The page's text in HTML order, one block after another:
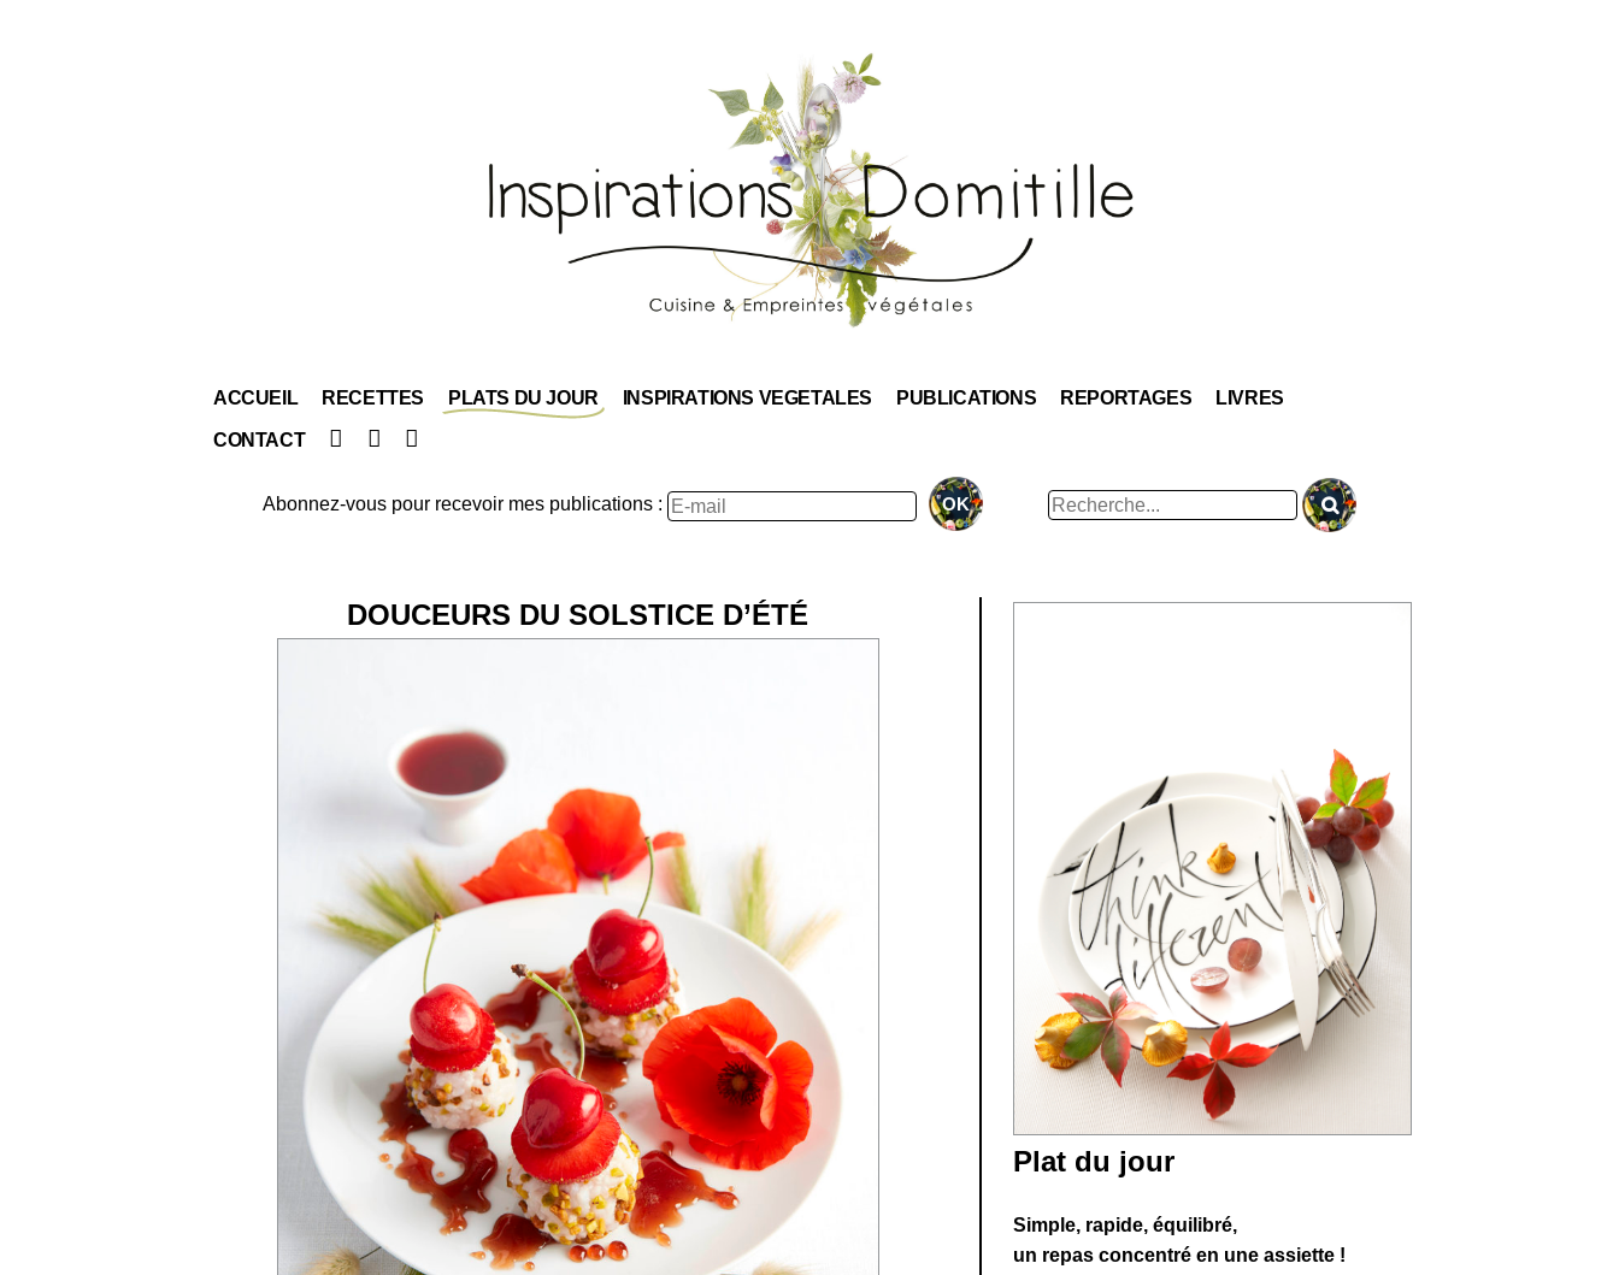
Skip
to
content
ACCUEIL RECETTES PLATS DU JOUR INSPIRATIONS VEGETALES PUBLICATIONS REPORTAGES LIVRES
CONTACT
Abonnez-vous pour recevoir mes publications :
Rechercher
:
DOUCEURS DU SOLSTICE D’ÉTÉ
Plat du jour
Simple, rapide, équilibré,
un repas concentré en une assiette !